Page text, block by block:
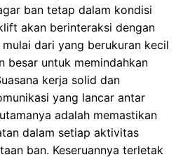
ban tetap dalam kondisi
akan berinteraksi dengan
dari yang berukuran kecil
besar untuk memindahkan
kerja solid dan
yang lancar antar
adalah memastikan
dalam setiap aktivitas
ban. Keseruannya terletak